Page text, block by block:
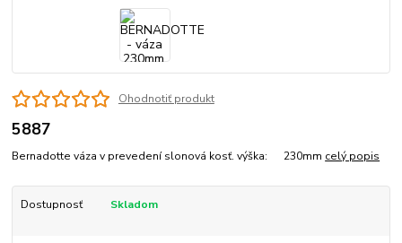
Ohodnotiť produkt
5887
Bernadotte váza v prevedení slonová kosť. výška: 230mm celý popis
Dostupnosť Skladom